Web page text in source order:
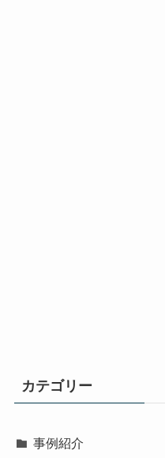
カテゴリー
事例紹介